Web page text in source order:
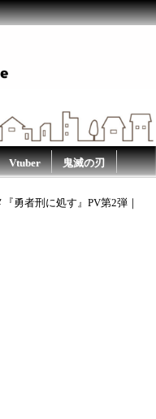
Vtuber 鬼滅の刃
勇者刑に処す』PV第2弾｜